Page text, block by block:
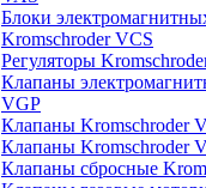
Блоки
Kromschroder VCS
Регуляторы
Клапаны
VGP
Клапаны Kromschroder
Клапаны Kromschroder
Клапаны сбросные